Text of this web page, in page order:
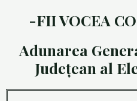
-FII VOCEA
Adunarea
Județean al